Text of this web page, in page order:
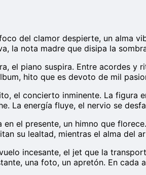
del clamor despierte, un alma
la nota madre que disipa la
el piano suspira. Entre acordes
hito que es devoto de mil
el concierto inminente. La figura
La energía fluye, el nervio se
el presente, un himno que
su lealtad, mientras el alma del
incesante, el jet que la
una foto, un apretón. En